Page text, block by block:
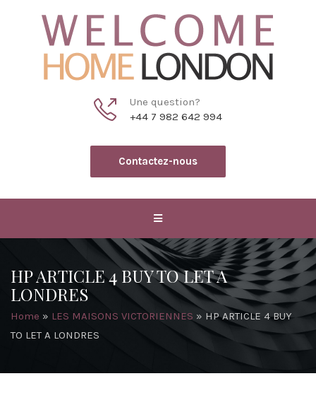
Une question?
+44 7 982 642 994
Contactez-nous
HP ARTICLE 4 BUY TO LET A
LONDRES
Home » LES MAISONS VICTORIENNES » HP ARTICLE 4 BUY
TO LET A LONDRES